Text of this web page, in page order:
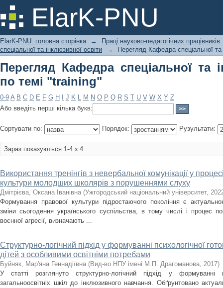
ElarK-PNU
Перегляд Кафедра спеціальної та
ElarK-PNU: головна сторінка →
Праці науково-педагогічних працівників
спеціальної та інклюзивної освіти
→ Перегляд Кафедра спеціальної та
Перегляд Кафедра спеціальної та
по темі "training"
0-9 A B C D E F G H J K L M N O P Q R S T U V W X Y Z
Або введіть перші кілька букв:
Сортувати по: Порядок: Рузультати:
Зараз показуються 1-4 з 4
Використання тренінгів з невербальної комунікації у
культури молодших школярів з порушеннями слуху
Дмітрієва, Оксана Іванівна (Ужгородський національний університет,
Формування правової культури підростаючого покоління є
зміни сьогодення українського суспільства, в тому числі і процес
воєнної агресії, визначають ...
Структурно-логічний підхід у формуванні психологічної
дітей з особливими освітніми потребами
Буйняк, Мар'яна Геннадіївна (Вид-во НПУ імені М.П. Драгоманова, 2017)
У статті розглянуто структурно-логічний підхід у формуванні
загальноосвітніх шкіл до інклюзивного навчання. Обґрунтовано